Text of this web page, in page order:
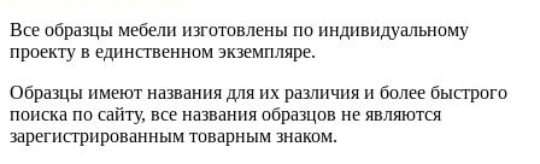
Все образцы мебели изготовлены по индивидуальному
проекту в единственном экземпляре.
Образцы имеют названия для их различия и более быстрого
поиска по сайту, все названия образцов не являются
зарегистрированным товарным знаком.